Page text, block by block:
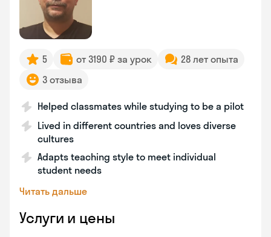
5 от 3190 ₽ за урок
28 лет опыта
3 отзыва
Helped classmates while studying to be a pilot
Lived in different countries and loves diverse
cultures
Adapts teaching style to meet individual
student needs
Читать дальше
Услуги и цены